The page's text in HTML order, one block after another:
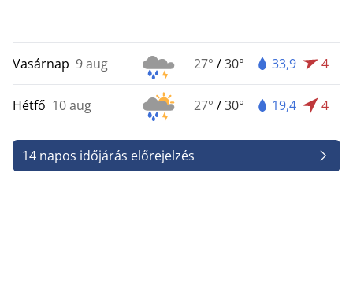
Vasárnap 9 aug 27° /30° 33,9 4
Hétfő 10 aug 27° /30° 19,4 4
14 napos időjárás előrejelzés